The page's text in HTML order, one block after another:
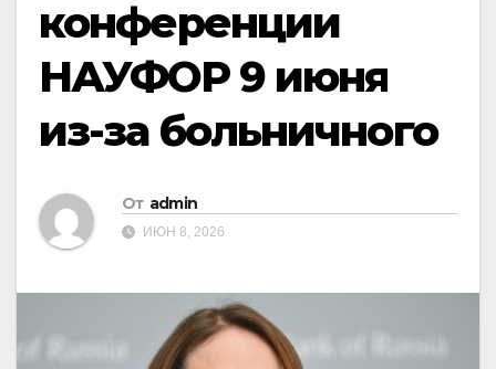
конференции
НАУФОР 9 июня
из-за больничного
От admin
ИЮН 8, 2026